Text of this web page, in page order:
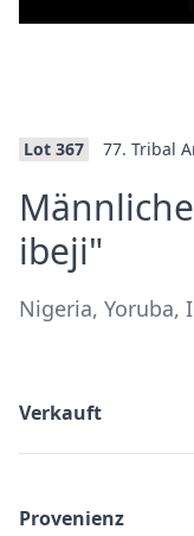
Lot 367 77. Tribal
ibeji"
Nigeria, Yoruba,
Verkauft
Provenienz